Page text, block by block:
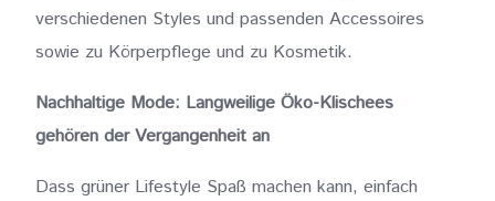
verschiedenen Styles und passenden Accessoires
sowie zu Körperpflege und zu Kosmetik.
Nachhaltige Mode: Langweilige Öko-Klischees
gehören der Vergangenheit an
Dass grüner Lifestyle Spaß machen kann, einfach